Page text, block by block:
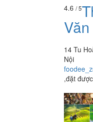
4.6 / 5
14 Tu
Nội
,đặt